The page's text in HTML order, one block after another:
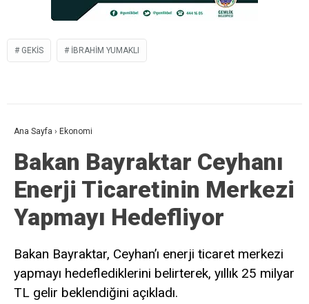
GEKİS IBRAHIM YUMAKLI
Ana Sayfa › Ekonomi
Bakan Bayraktar Ceyhanı
Enerji Ticaretinin Merkezi
Yapmayı Hedefliyor
Bakan Bayraktar, Ceyhan’ı enerji ticaret merkezi
yapmayı hedeflediklerini belirterek, yıllık 25 milyar
TL gelir beklendiğini açıkladı.